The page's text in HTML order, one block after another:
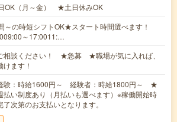
OK（月～金） ★土日休みOK
～の時短シフトOK★スタート時間選べます！
～17:0011:…
相談ください！ ★急募 ★職場が気に入れば、
ます！
験：時給1600円～ 経験者：時給1800円～ ★
払い制度あり（月払いも選べます）※稼働開始時
次第のお支払いとなります。